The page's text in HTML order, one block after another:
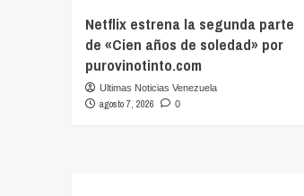
Netflix estrena la segunda parte
de «Cien años de soledad» por
purovinotinto.com
Ultimas Noticias Venezuela
agosto 7, 2026 0